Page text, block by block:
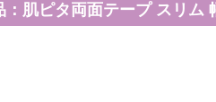
：肌ピタ両面テープ スリム